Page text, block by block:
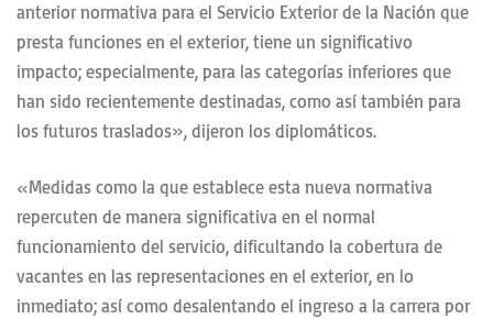
anterior normativa para el Servicio Exterior de la Nación que
presta funciones en el exterior, tiene un significativo
impacto; especialmente, para las categorías inferiores que
han sido recientemente destinadas, como así también para
los futuros traslados», dijeron los diplomáticos.
«Medidas como la que establece esta nueva normativa
repercuten de manera significativa en el normal
funcionamiento del servicio, dificultando la cobertura de
vacantes en las representaciones en el exterior, en lo
inmediato; así como desalentando el ingreso a la carrera por